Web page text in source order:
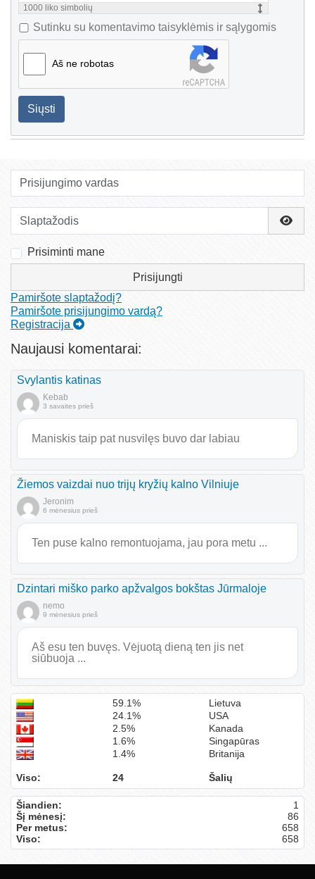
1000 liko simbolių
Sutinku su komentavimo taisyklėmis ir sąlygomis
Aš ne robotas
Siųsti
Prisijungimo vardas
Slaptažodis
Prisiminti mane
Prisijungti
Pamiršote slaptažodį?
Pamiršote prisijungimo vardą?
Registracija
Naujausi komentarai:
Svylantis katinas
Kebab
3 savaites prieš
Maniskis taip pat nusvilęs buvo dar labiau
Žiemos vaizdai nuo trijų kryžių kalno Vilniuje
Jeronim
6 mėnesius prieš
Ten puse kalno remontuojama, jau pora metu ...
Dzintari miško parko apžvalgos bokštas Jūrmaloje
nemo
9 mėnesius prieš
Aš esu ten buvęs. Vėjuotą dieną ten jis net
siūbuoja ...
59.1%
Lietuva
24.1%
USA
2.5%
Kanada
1.6%
Singapūras
1.4%
Britanija
Viso: 24 Šalių
Šiandien:
1
Šį mėnesį:
86
Per metus:
658
Viso:
658